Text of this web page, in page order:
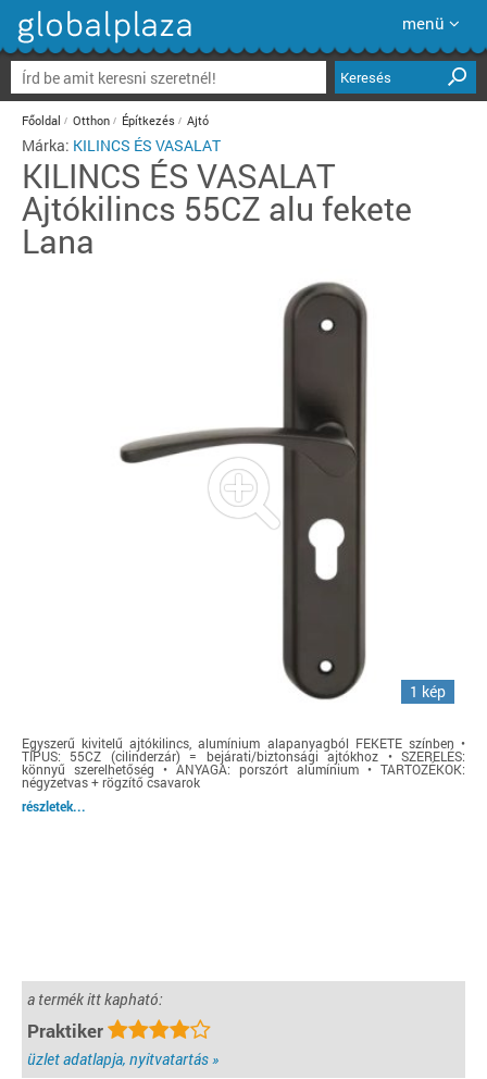
menü
Keresés
Főoldal Otthon Építkezés Ajtó
Márka: KILINCS ÉS VASALAT
KILINCS ÉS VASALAT
Ajtókilincs 55CZ alu fekete
Lana
1 kép
Egyszerű kivitelű ajtókilincs, alumínium alapanyagból FEKETE színben •
TÍPUS: 55CZ (cilinderzár) = bejárati/biztonsági ajtókhoz • SZERELÉS:
könnyű szerelhetőség • ANYAGA: porszórt alumínium • TARTOZÉKOK:
négyzetvas + rögzítő csavarok
részletek...
a termék itt kapható:
Praktiker
üzlet adatlapja, nyitvatartás »